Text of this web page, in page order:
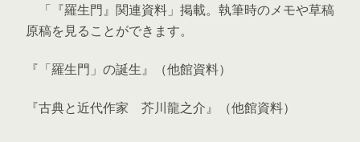
「『羅生門』関連資料」掲載。執筆時のメモや草稿
原稿を見ることができます。
『「羅生門」の誕生』（他館資料）
『古典と近代作家 芥川龍之介』（他館資料）